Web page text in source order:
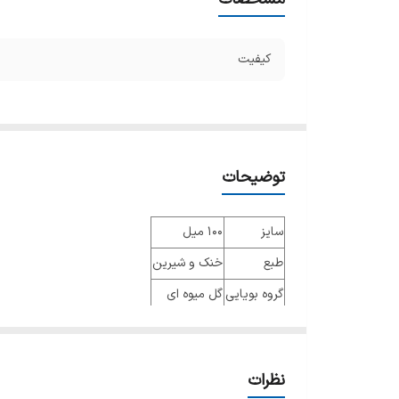
کیفیت
توضیحات
سایز
100 میل
طبع
خنک و شیرین
گروه بویاییگل میوه ای
نوع عطر
نظرات